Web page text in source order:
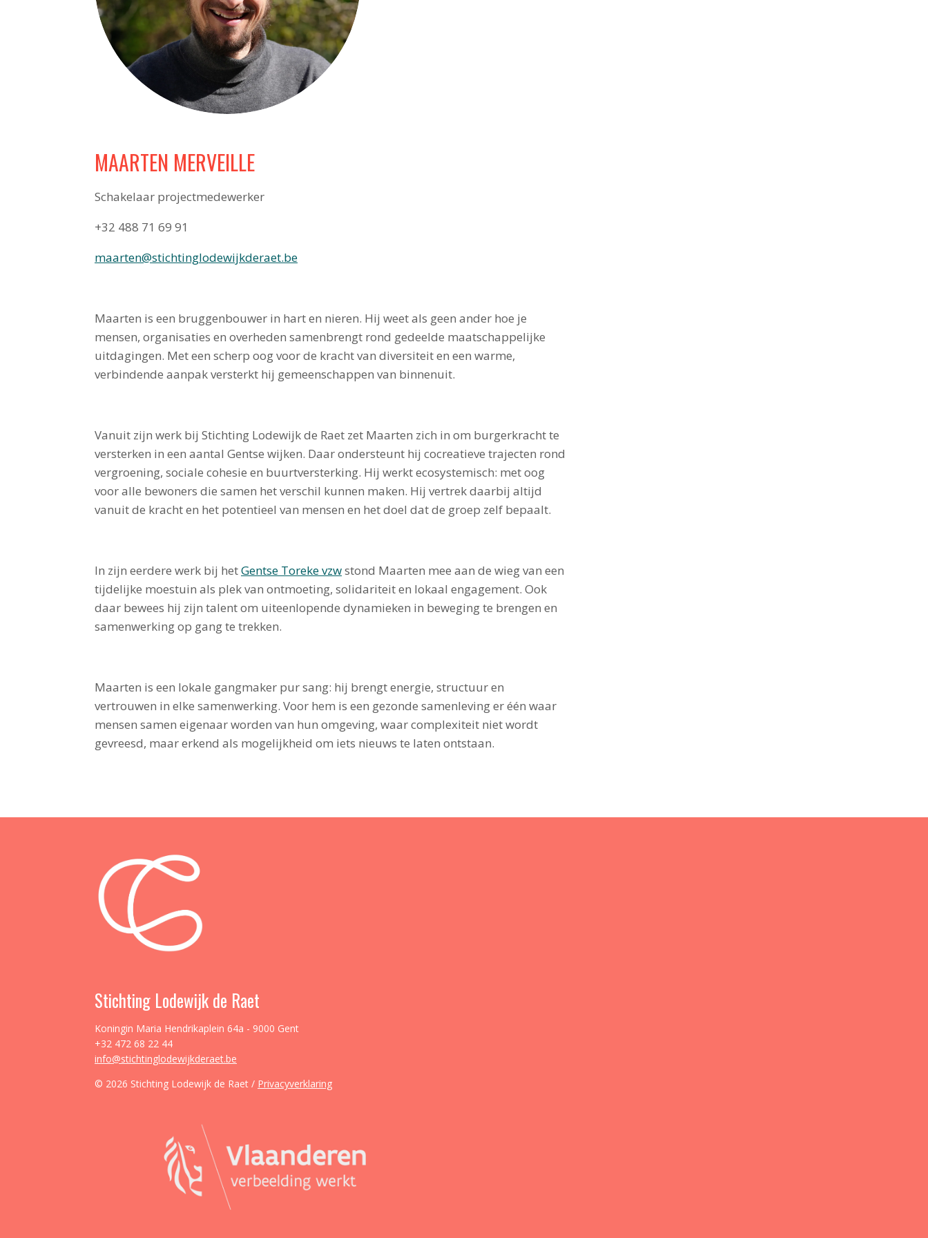
MAARTEN MERVEILLE
Schakelaar projectmedewerker
+32 488 71 69 91
maarten@stichtinglodewijkderaet.be
Maarten is een bruggenbouwer in hart en nieren. Hij weet als geen ander hoe je
mensen, organisaties en overheden samenbrengt rond gedeelde maatschappelijke
uitdagingen. Met een scherp oog voor de kracht van diversiteit en een warme,
verbindende aanpak versterkt hij gemeenschappen van binnenuit.
Vanuit zijn werk bij Stichting Lodewijk de Raet zet Maarten zich in om burgerkracht te
versterken in een aantal Gentse wijken. Daar ondersteunt hij cocreatieve trajecten rond
vergroening, sociale cohesie en buurtversterking. Hij werkt ecosystemisch: met oog
voor alle bewoners die samen het verschil kunnen maken. Hij vertrek daarbij altijd
vanuit de kracht en het potentieel van mensen en het doel dat de groep zelf bepaalt.
In zijn eerdere werk bij hetGentse Toreke vzwstond Maarten mee aan de wieg van een
tijdelijke moestuin als plek van ontmoeting, solidariteit en lokaal engagement. Ook
daar bewees hij zijn talent om uiteenlopende dynamieken in beweging te brengen en
samenwerking op gang te trekken.
Maarten is een lokale gangmaker pur sang: hij brengt energie, structuur en
vertrouwen in elke samenwerking. Voor hem is een gezonde samenleving er één waar
mensen samen eigenaar worden van hun omgeving, waar complexiteit niet wordt
gevreesd, maar erkend als mogelijkheid om iets nieuws te laten ontstaan.
Stichting Lodewijk de Raet
Koningin Maria Hendrikaplein 64a - 9000 Gent
+32 472 68 22 44
info@stichtinglodewijkderaet.be
© 2026 Stichting Lodewijk de Raet / Privacyverklaring